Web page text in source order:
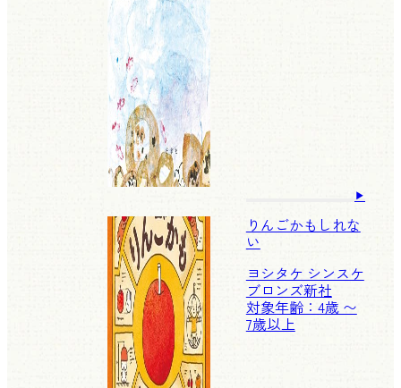
りんごかもしれな
い
ヨシタケ シンスケ
ブロンズ新社
対象年齢：4歳 〜
7歳以上